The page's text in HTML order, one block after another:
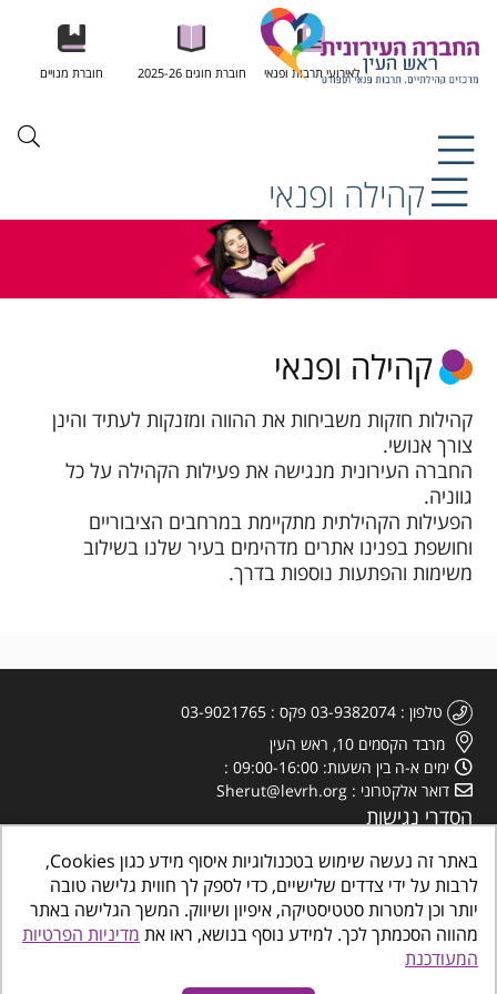
לאירועי תרבות ופנאי חוברת חוגים 2025-26 חוברת מנויים
קהילה ופנאי
קהילה ופנאי
קהילות חזקות משביחות את ההווה ומזנקות לעתיד והינן
צורך אנושי.
החברה העירונית מנגישה את פעילות הקהילה על כל
גווניה.
הפעילות הקהילתית מתקיימת במרחבים הציבוריים
וחושפת בפנינו אתרים מדהימים בעיר שלנו בשילוב
משימות והפתעות נוספות בדרך.
טלפון 03-9382074 פקס
03-9021765
מרבד הקסמים 10, ראש העין
ימים א-ה בין השעות: 09:00-16:00
דואר אלקטרוני
Sherut@levrh.org
הסדרי נגישות
באתר זה נעשה שימוש בטכנולוגיות איסוף מידע כגון Cookies,
לרבות על ידי צדדים שלישיים, כדי לספק לך חווית גלישה טובה
יותר וכן למטרות סטטיסטיקה, איפיון ושיווק. המשך הגלישה באתר
מהווה הסכמתך לכך. למידע נוסף בנושא, ראו את מדיניות הפרטיות
המעודכנת